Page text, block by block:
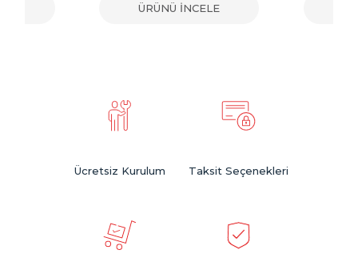
ÜRÜNÜ İNCELE
Ücretsiz Kurulum Taksit Seçenekleri